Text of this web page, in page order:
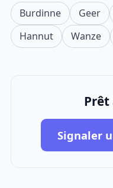
Burdinne Geer
Hannut
Wanze
Prêt
Signaler